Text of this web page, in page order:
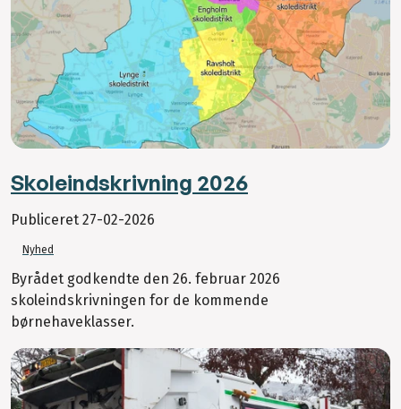
Skoleindskrivning 2026
Publiceret 27-02-2026
Nyhed
Byrådet godkendte den 26. februar 2026
skoleindskrivningen for de kommende
børnehaveklasser.